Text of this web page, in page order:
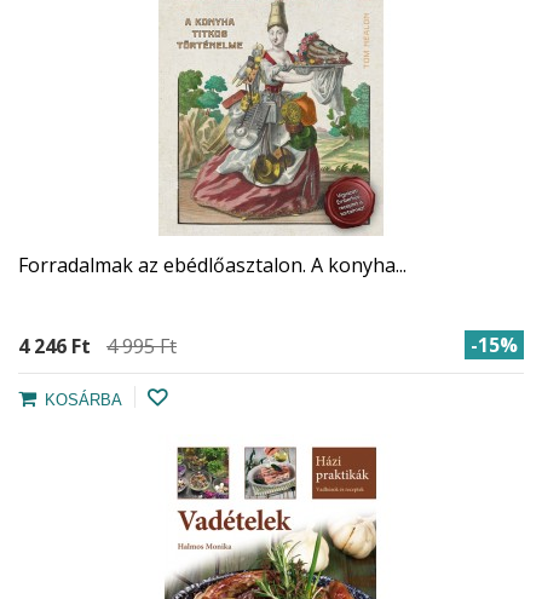
Forradalmak az ebédlőasztalon. A konyha...
4 246 Ft‎ 4 995 Ft‎ -15%
KOSÁRBA